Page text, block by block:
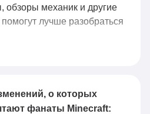
обзоры механик и другие
лучше разобраться
о которых
фанаты Minecraft: